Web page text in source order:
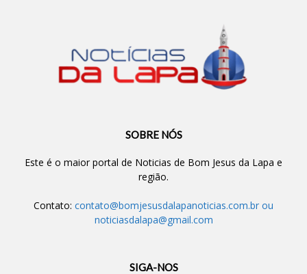
SOBRE NÓS
Este é o maior portal de Noticias de Bom Jesus da Lapa e
região.
Contato: contato@bomjesusdalapanoticias.com.br ou
noticiasdalapa@gmail.com
SIGA-NOS